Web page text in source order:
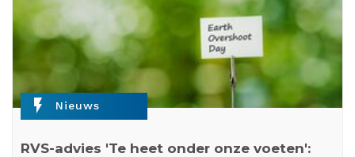
flash_on Nieuws
RVS-advies 'Te heet onder onze voeten':